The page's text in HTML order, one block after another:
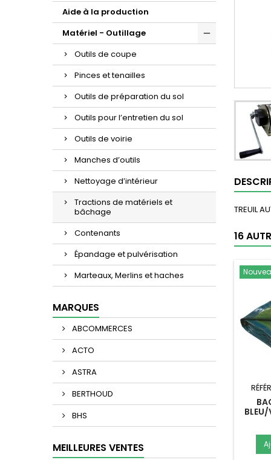
Aide à la production
Matériel - Outillage
Outils de coupe
Pinces et tenailles
Outils de préparation du sol
Outils pour l’entretien du sol
Outils de voirie
Manches d’outils
Nettoyage d’intérieur
Tractions de matériels et
bâchage
Contenants
Épandage et pulvérisation
Marteaux, Merlins et haches
MARQUES
ABCOMMERCES
ACTO
ASTRA
BERTHOUD
BHS
MEILLEURES VENTES
TREUIL
16